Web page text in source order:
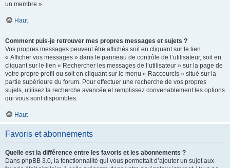
un membre ».
Haut
Comment puis-je retrouver mes propres messages et sujets ?
Vos propres messages peuvent être affichés soit en cliquant sur le lien
« Afficher vos messages » dans le panneau de contrôle de l’utilisateur, soit en
cliquant sur le lien « Rechercher les messages de l’utilisateur » sur la page de
votre propre profil ou soit en cliquant sur le menu « Raccourcis » situé sur la
partie supérieure du forum. Pour effectuer une recherche de vos propres
sujets, utilisez la recherche avancée et remplissez convenablement les options
qui vous sont disponibles.
Haut
Favoris et abonnements
Quelle est la différence entre les favoris et les abonnements ?
Dans phpBB 3.0, la fonctionnalité qui vous permettait d’ajouter un sujet aux